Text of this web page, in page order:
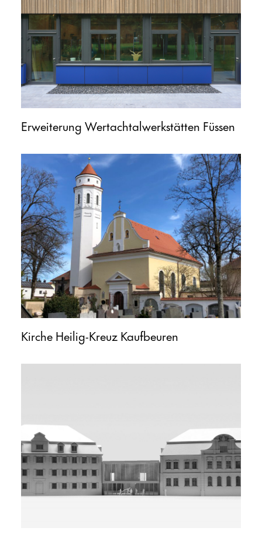
Erweiterung Wertachtalwerkstätten Füssen
Kirche Heilig-Kreuz Kaufbeuren